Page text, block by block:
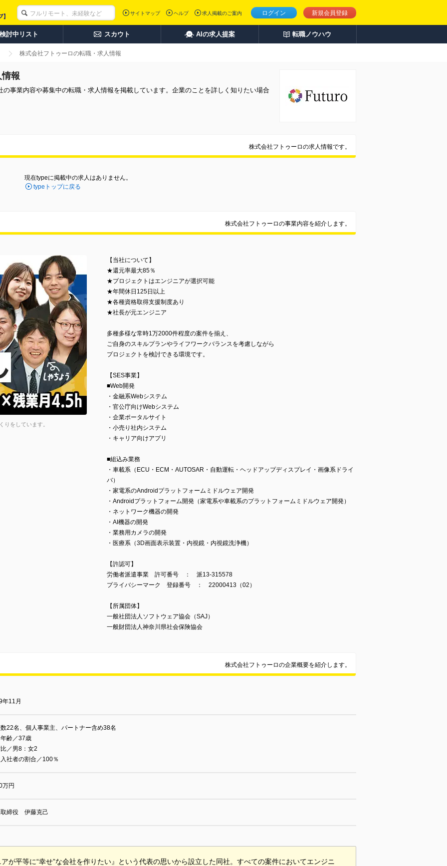
ログイン 新規会員登録
サイトマップ ヘルプ 求人掲載のご案内
討中リスト スカウト AIの求人提案 転職ノウハウ
株式会社フトゥーロの転職・求人情報
報
事業内容や募集中の転職・求人情報を掲載しています。企業のことを詳しく知りたい場合
株式会社フトゥーロの求人情報です。
現在typeに掲載中の求人はありません。
typeトップに戻る
株式会社フトゥーロの事業内容を紹介します。
りをしています。
【当社について】
★還元率最大85％
★プロジェクトはエンジニアが選択可能
★年間休日125日以上
★各種資格取得支援制度あり
★社長が元エンジニア
多種多様な常時1万2000件程度の案件を揃え、
ご自身のスキルプランやライフワークバランスを考慮しながら
プロジェクトを検討できる環境です。
【SES事業】
■Web開発
・金融系Webシステム
・官公庁向けWebシステム
・企業ポータルサイト
・小売り社内システム
・キャリア向けアプリ
■組込み業務
・車載系（ECU・ECM・AUTOSAR・自動運転・ヘッドアップディスプレイ・画像系ドライ
バ）
・家電系のAndroidプラットフォームミドルウェア開発
・Androidプラットフォーム開発（家電系や車載系のプラットフォームミドルウェア開発）
・ネットワーク機器の開発
・AI機器の開発
・業務用カメラの開発
・医療系（3D画面表示装置・内視鏡・内視鏡洗浄機）
【許認可】
労働者派遣事業 許可番号 ： 派13-315578
プライバシーマーク 登録番号 ： 22000413（02）
【所属団体】
一般社団法人ソフトウェア協会（SAJ）
一般財団法人神奈川県社会保険協会
株式会社フトゥーロの企業概要を紹介します。
年11月
22名、個人事業主、パートナー含め38名
齢／37歳
／男8：女2
社者の割合／100％
万円
取締役 伊藤克己
が平等に“幸せ”な会社を作りたい』という代表の思いから設立した同社。すべての案件においてエンジニ